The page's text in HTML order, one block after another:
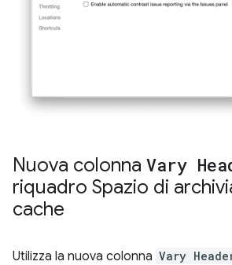
Nuova colonna Vary
riquadro Spazio di
cache
Utilizza la nuova colonna Vary